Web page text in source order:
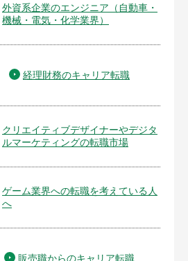
外資系企業のエンジニア（自動車・
機械・電気・化学業界）
経理財務のキャリア転職
クリエイティブデザイナーやデジタ
ルマーケティングの転職市場
ゲーム業界への転職を考えている人
へ
販売職からのキャリア転職